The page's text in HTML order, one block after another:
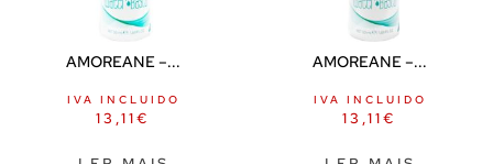
AMOREANE –...
13,11€
IVA INCLUIDO
AMOREANE –...
13,11€
IVA INCLUIDO